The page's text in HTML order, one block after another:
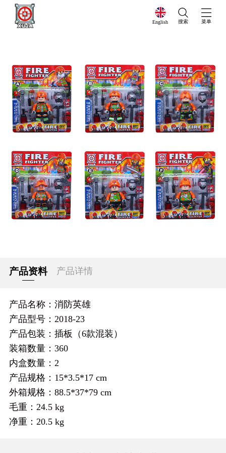
English 搜索 菜单
产品资料 产品详情
产品名称：消防英雄
产品型号：2018-23
产品包装：插板（6款混装）
装箱数量：360
内盒数量：2
产品规格：15*3.5*17 cm
外箱规格：88.5*37*79 cm
毛重：24.5 kg
净重：20.5 kg